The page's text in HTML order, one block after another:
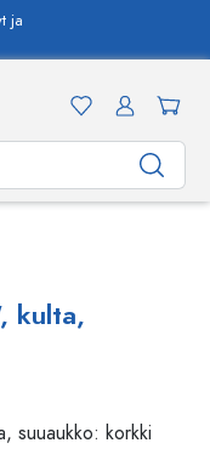
ja
kulta,